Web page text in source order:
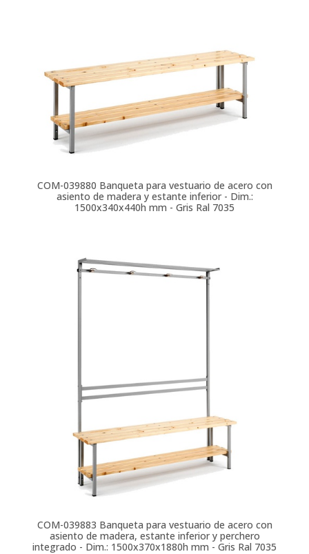
COM-039880 Banqueta para vestuario de acero con
asiento de madera y estante inferior - Dim.:
1500x340x440h mm - Gris Ral 7035
COM-039883 Banqueta para vestuario de acero con
asiento de madera, estante inferior y perchero
integrado - Dim.: 1500x370x1880h mm - Gris Ral 7035